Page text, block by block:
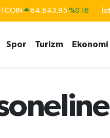
47,6006
Spor Turizm Ekonomi